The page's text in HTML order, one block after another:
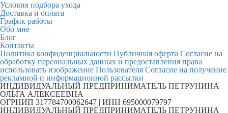
Условия подбора ухода
Доставка и оплата
График работы
Обо мне
Блог
Контакты
Политика конфиденциальности Публичная оферта Согласие на
обработку персональных данных и предоставления права
использовать изображение Пользователя Согласие на получение
рекламной и информационной рассылки
ИНДИВИДУАЛЬНЫЙ ПРЕДПРИНИМАТЕЛЬ ПЕТРУНИНА
ОЛЬГА АЛЕКСЕЕВНА
ОГРНИП 317784700062647 | ИНН 695000079797
ИНДИВИДУАЛЬНЫЙ ПРЕДПРИНИМАТЕЛЬ ПЕТРУНИНА